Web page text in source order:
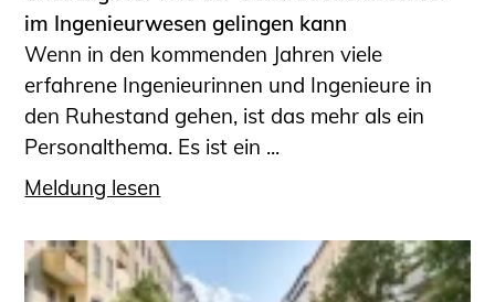
im Ingenieurwesen gelingen kann
Wenn in den kommenden Jahren viele
erfahrene Ingenieurinnen und Ingenieure in
den Ruhestand gehen, ist das mehr als ein
Personalthema. Es ist ein ...
Meldung lesen